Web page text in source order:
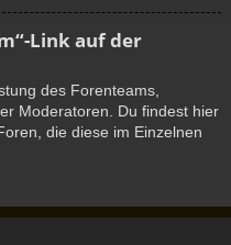
Link auf der
des Forenteams,
Moderatoren. Du findest hier
die diese im Einzelnen